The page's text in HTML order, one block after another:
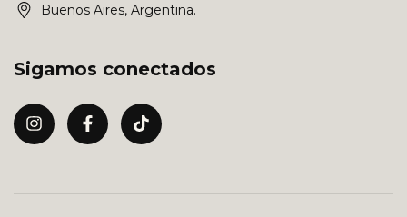
Buenos Aires, Argentina.
Sigamos conectados